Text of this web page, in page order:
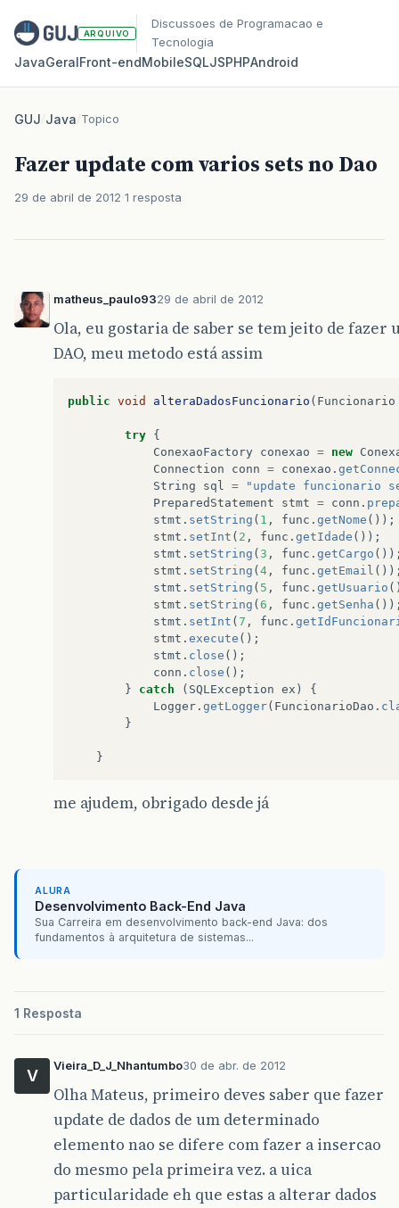
ARQUIVO
Discussoes de Programacao e
Tecnologia
JavaGeralFront‑endMobileSQLJSPHPAndroid
GUJ/Java/Topico
Fazer update com varios sets no Dao
29 de abril de 2012 1 resposta
matheus_paulo9329 de abril de 2012
Ola, eu gostaria de saber se tem jeito de fazer
DAO, meu metodo está assim
public void alteraDadosFuncionario ( Funcionario
try {
ConexaoFactory conexao = new
Connection
conn = conexao .
String
sql =
"update funcionario
PreparedStatement
stmt = conn .
stmt . setString ( 1 , func . getNome ());
stmt . setInt ( 2 , func . getIdade ());
stmt . setString ( 3 , func . getCargo
stmt . setString ( 4 , func . getEmail
stmt . setString ( 5 , func . getUsuario
stmt . setString ( 6 , func . getSenha
stmt . setInt ( 7 , func .
stmt . execute ();
stmt . close ();
conn . close ();
}
catch ( SQLException ex )
{
Logger . getLogger( FuncionarioDao .
}
}
me ajudem, obrigado desde já
ALURA
Desenvolvimento Back-End Java
Sua Carreira em desenvolvimento back-end Java: dos
fundamentos à arquitetura de sistemas...
1 Resposta
V
Vieira_D_J_Nhantumbo30 de abr. de 2012
Olha Mateus, primeiro deves saber que fazer
update de dados de um determinado
elemento nao se difere com fazer a insercao
do mesmo pela primeira vez. a uica
particularidade eh que estas a alterar dados